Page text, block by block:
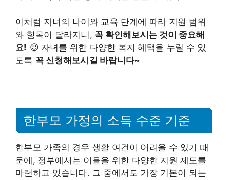
이처럼 자녀의 나이와 교육 단계에 따라 지원 범위
와 항목이 달라지니, 꼭 확인해보시는 것이 중요해
요! 😉 자녀를 위한 다양한 복지 혜택을 누릴 수 있
도록 꼭 신청해보시길 바랍니다~
한부모 가정의 소득 수준 기준
한부모 가족의 경우 생활 여건이 어려울 수 있기 때
문에, 정부에서는 이들을 위한 다양한 지원 제도를
마련하고 있습니다. 그 중에서도 가장 기본이 되는